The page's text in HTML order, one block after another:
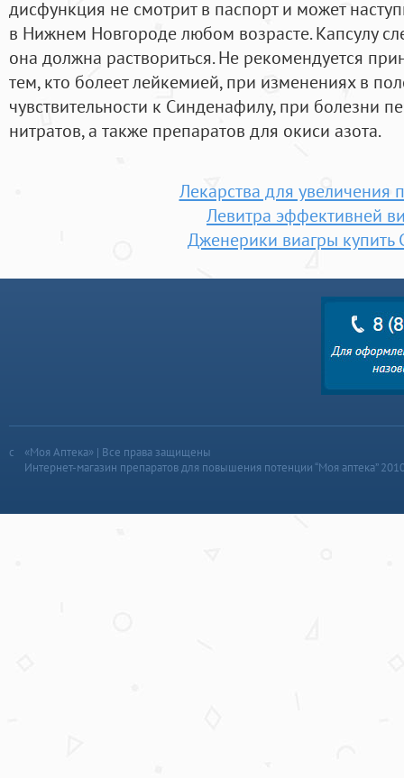
дисфункция не смотрит в паспорт и может
в Нижнем Новгороде любом возрасте. Капсулу
она должна раствориться. Не рекомендуется
тем, кто болеет лейкемией, при изменениях в
чувствительности к Синденафилу, при болезни
нитратов, а также препаратов для окиси азота.
Лекарства для увеличения
Левитра эффективней
Дженерики виагры купить
«Моя Аптека» | Все права защищены
Интернет-магазин препаратов для повышения потенции “Моя аптека”